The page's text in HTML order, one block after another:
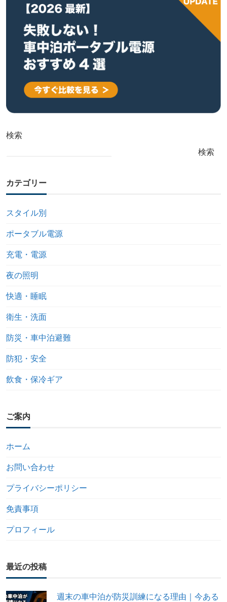
検索
検索
カテゴリー
スタイル別
ポータブル電源
充電・電源
夜の照明
快適・睡眠
衛生・洗面
防災・車中泊避難
防犯・安全
飲食・保冷ギア
ご案内
ホーム
お問い合わせ
プライバシーポリシー
免責事項
プロフィール
最近の投稿
週末の車中泊が防災訓練になる理由｜今ある